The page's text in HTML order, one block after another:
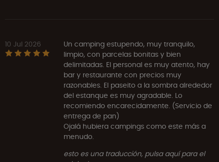
10 Jul 2026
Un camping estupendo, muy tranquilo,
limpio, con parcelas bonitas y bien
delimitadas. El personal es muy atento, hay
bar y restaurante con precios muy
razonables. El paseito a la sombra alrededor
del estanque es muy agradable. Lo
recomiendo encarecidamente. (Servicio de
entrega de pan)
Ojalá hubiera campings como este más a
menudo.
esto es una traducción, pulsa aquí para el